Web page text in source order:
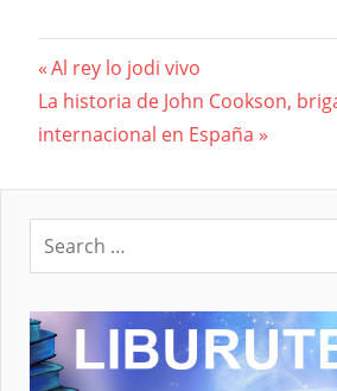
Navegación
de
entradas
Previous
Post:
Al rey lo jodi vivo
Next
Post:
La historia de John Cookson,
internacional en España